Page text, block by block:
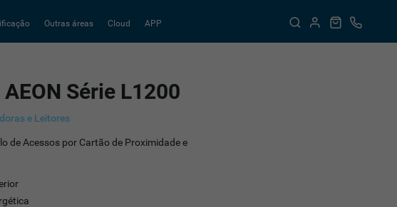
Outras áreas Cloud APP
AEON Série L1200
e Leitores
de Acessos por Cartão de Proximidade e